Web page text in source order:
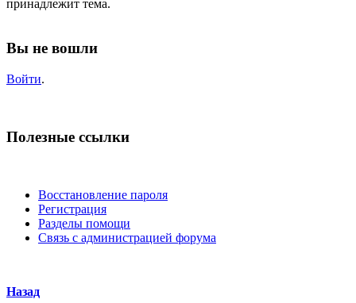
принадлежит тема.
Вы не вошли
Войти.
Полезные ссылки
Восстановление пароля
Регистрация
Разделы помощи
Связь с администрацией форума
Назад